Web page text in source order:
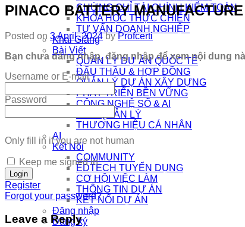
CHỨNG CHỈ TÀI CHÍNH KIỂM TOÁN
KHÓA HỌC THỰC CHIẾN
TƯ VẤN DOANH NGHIỆP
Khai Giảng
Bài Viết
QUẢN LÝ DỰ ÁN QUỐC TẾ
ĐẤU THẦU & HỢP ĐỒNG
QUẢN LÝ DỰ ÁN XÂY DỰNG
PHÁT TRIỂN BỀN VỮNG
CÔNG NGHỆ SỐ & AI
NHÀ QUẢN LÝ
THƯƠNG HIỆU CÁ NHÂN
AI
Kết Nối
COMMUNITY
EDTECH TUYỂN DỤNG
CƠ HỘI VIỆC LÀM
THÔNG TIN DỰ ÁN
KẾT NỐI DỰ ÁN
Đăng nhập
Đăng ký
PINACO BATTERY
Posted on 3 April, 2024 byProfcerti
Bạn chưa đăng nhập, đăng nhập để xem nội dung
Username or E-mail
Password
Only fill in if you are not human
Keep me signed in
Register
Forgot your password?
Leave a Reply